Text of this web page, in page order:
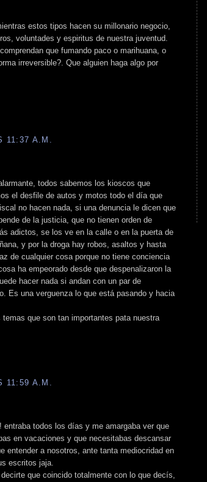
estos tipos hacen su millonario negocio,
voluntades y espiritus de nuestra juventud.
que fumando paco o marihuana, o
irreversible?. Que alguien haga algo por
11:37 A.M.
todos sabemos los kioscos que
el desfile de autos y motos todo el día que
no hacen nada, si una denuncia le dicen que
de la justicia, que no tienen orden de
adictos, se los ve en la calle o en la puerta de
y por la droga hay robos, asaltos y hasta
de cualquier cosa porque no tiene conciencia
ha empeorado desde que despenalizaron la
hacer nada si andan con un par de
Es una verguenza lo que está pasando y hacia
que son tan importantes pata nuestra
11:59 A.M.
entraba todos los días y me amargaba ver que
en vacaciones y que necesitabas descansar
entender a nosotros, ante tanta mediocridad en
escritos jaja.
que coincido totalmente con lo que decís,